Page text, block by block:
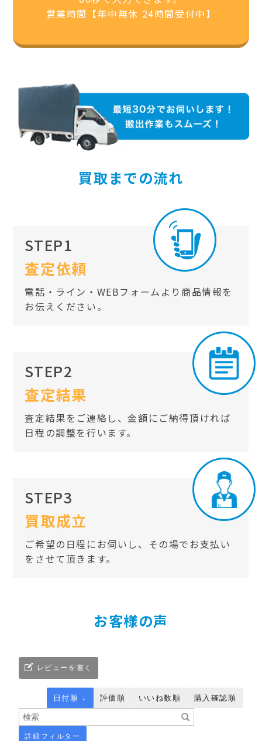
営業時間【年中無休 24時間受付中】
買取までの流れ
STEP1
査定依頼
電話・ライン・WEBフォームより商品情報を
お伝えください。
STEP2
査定結果
査定結果をご連絡し、金額にご納得頂ければ
日程の調整を行います。
STEP3
買取成立
ご希望の日程にお伺いし、その場でお支払い
をさせて頂きます。
お客様の声
レビューを書く
詳細フィルター
日付順 ↓ 評価順 いいね数順 購入確認順